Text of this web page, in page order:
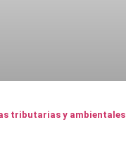
tributarias y ambientales